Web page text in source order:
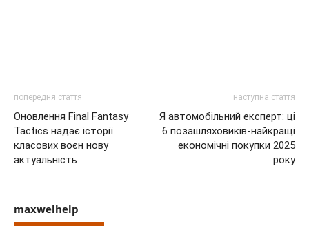
попередня стаття
Оновлення Final Fantasy
Tactics надає історії
класових воєн нову
актуальність
наступна стаття
Я автомобільний експерт: ці
6 позашляховиків-найкращі
економічні покупки 2025
року
maxwelhelp